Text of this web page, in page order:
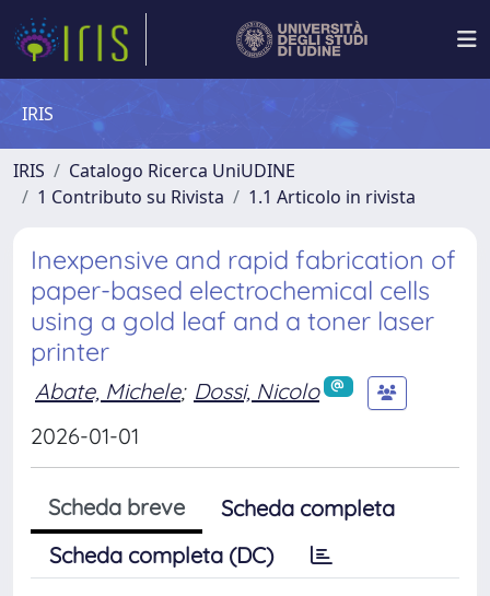
IRIS
IRIS
Catalogo Ricerca UniUDINE
1 Contributo su Rivista
1.1 Articolo in rivista
Inexpensive and rapid fabrication of
paper-based electrochemical cells
using a gold leaf and a toner laser
printer
Abate, Michele; Dossi, Nicolo
2026-01-01
Scheda breve
Scheda completa
Scheda completa (DC)